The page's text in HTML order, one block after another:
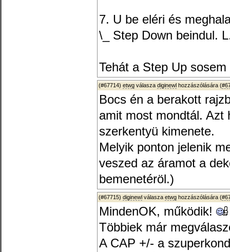
7. U be eléri és
\_ Step Down beindul.
Tehát a Step Up
(#67714) etwg válasza diginewl hozzászólására (
Bocs én a berakott
amit most mondtál. Azt
szerkentyü kimenete.
Melyik ponton jelenik
veszed az áramot a
bemenetéröl.)
(#67715) diginewl válasza etwg hozzászólására (
MindenOK, működik!
Többiek már
A CAP +/- a